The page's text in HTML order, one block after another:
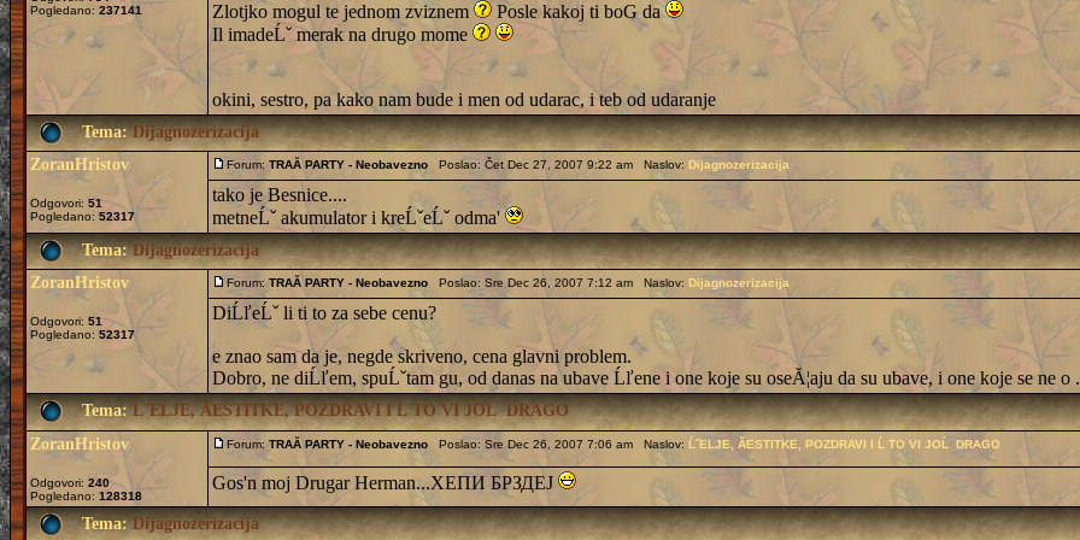
Pogledano: 237141 Zlotjko mogul te jednom zviznem
Posle kakoj ti boG da
Il imadeĹˇ merak na drugo mome
okini, sestro, pa kako nam bude i men od udarac, i teb od udaranje
Tema:Dijagnozerizacija
ZoranHristov
Odgovori: 51
Pogledano: 52317
Forum: TRAĂ PARTY - Neobavezno Poslao: Čet Dec 27, 2007 9:22 am Naslov: Dijagnozerizacija
tako je Besnice....
metneĹˇ akumulator i kreĹˇeĹˇ odma'
Tema:Dijagnozerizacija
ZoranHristov
Odgovori: 51
Pogledano: 52317
Forum: TRAĂ PARTY - Neobavezno Poslao: Sre Dec 26, 2007 7:12 am Naslov: Dijagnozerizacija
DiĹľeĹˇ li ti to za sebe cenu?
e znao sam da je, negde skriveno, cena glavni problem.
Dobro, ne diĹľem, spuĹˇtam gu, od danas na ubave Ĺľene i one koje su oseĂ¦aju da su ubave, i one koje se ne o
Tema:Ĺ˝ELJE, ĂESTITKE, POZDRAVI I Ĺ TO VI JOĹ DRAGO
ZoranHristov
Odgovori: 240
Pogledano: 128318
Forum: TRAĂ PARTY - Neobavezno Poslao: Sre Dec 26, 2007 7:06 am Naslov: Ĺ˝ELJE, ĂESTITKE, POZDRAVI I Ĺ TO VI JOĹ DRAGO
Gos'n moj Drugar Herman...ХЕПИ БРЗДЕЈ
Tema:Dijagnozerizacija